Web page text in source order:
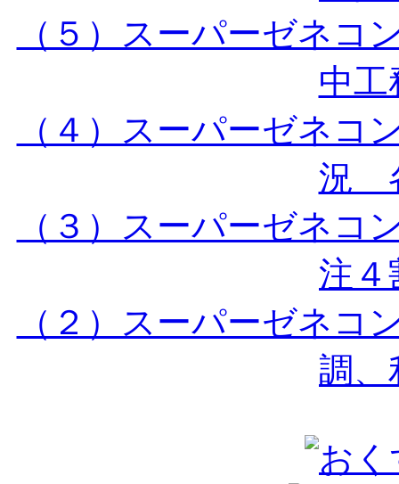
（５）スーパーゼネ
中工
（４）スーパーゼネ
況
（３）スーパーゼネ
注４
（２）スーパーゼネ
調、